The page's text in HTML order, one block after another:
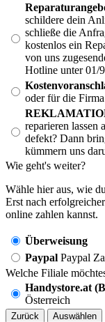
schildere dein
schließe die
kostenlos ein
von uns
Hotline unter 01/
oder für die Firma
reparieren lassen
defekt? Dann
kümmern uns
Wie geht's weiter?
Wähle hier aus, wie du
Erst nach
online zahlen kannst.
Überweisung
Paypal Paypal
Welche Filiale
Handystore.at
Österreich
Zurück Auswählen